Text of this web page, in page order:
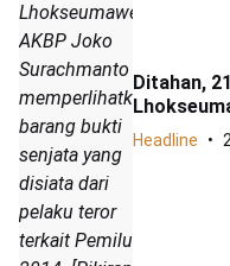
Lhokseumawe
AKBP Joko
Surachmanto
memperlihatkan
barang bukti
senjata yang
disiata dari
pelaku teror
terkait Pemilu
Ditahan,
Headline